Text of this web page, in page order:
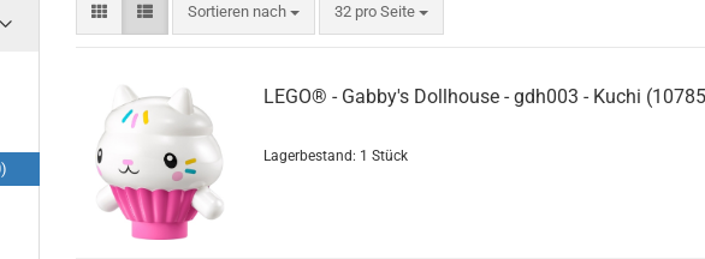
Sortieren nach
Sortieren nach 32 pro Seite
pro Seite
LEGO® - Gabby's Dollhouse - gdh003 - Kuchi
Lagerbestand: 1 Stück